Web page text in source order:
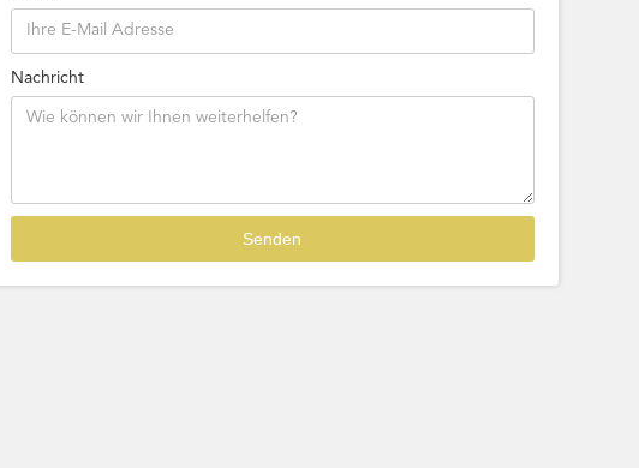
Bestseller
Sofort lieferbar
39,99
Nachricht